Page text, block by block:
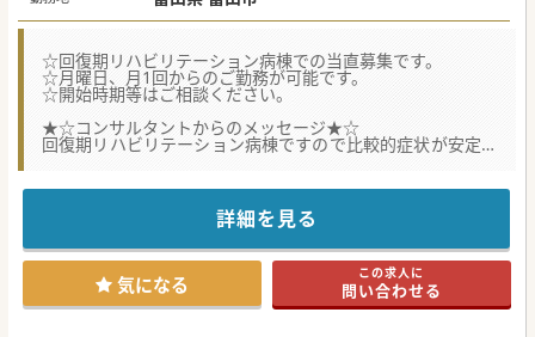
☆回復期リハビリテーション病棟での当直募集です。
☆月曜日、月1回からのご勤務が可能です。
☆開始時期等はご相談ください。
★☆コンサルタントからのメッセージ★☆
回復期リハビリテーション病棟ですので比較的症状が安定し
ています。
ご興味ございましたらお気軽にお問い合わせください。
詳細を見る
気になる この求人に
問い合わせる